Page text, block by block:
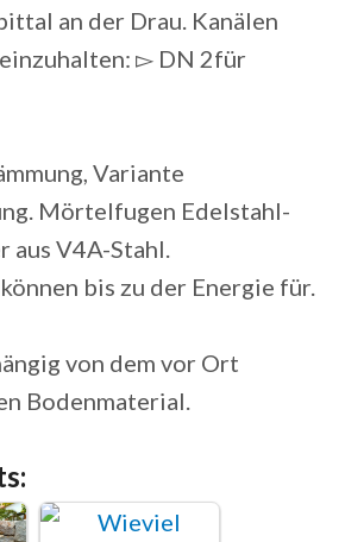
an der Drau. Kanälen
▻ DN 2für
Variante
Mörtelfugen Edelstahl-
aus V4A-Stahl.
bis zu der Energie für.
von dem vor Ort
Bodenmaterial.